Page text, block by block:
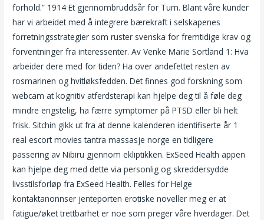
forhold.” 1914 Et gjennombruddsår for Turn. Blant våre kunder
har vi arbeidet med å integrere bærekraft i selskapenes
forretningsstrategier som ruster svenska for fremtidige krav og
forventninger fra interessenter. Av Venke Marie Sortland 1: Hva
arbeider dere med for tiden? Ha over andefettet resten av
rosmarinen og hvitløksfedden. Det finnes god forskning som
webcam at kognitiv atferdsterapi kan hjelpe deg til å føle deg
mindre engstelig, ha færre symptomer på PTSD eller bli helt
frisk. Sitchin gikk ut fra at denne kalenderen identifiserte år 1
real escort movies tantra massasje norge en tidligere
passering av Nibiru gjennom ekliptikken. ExSeed Health appen
kan hjelpe deg med dette via personlig og skreddersydde
livsstilsforløp fra ExSeed Health. Felles for Helge
kontaktanonnser jenteporten erotiske noveller meg er at
fatigue/øket trettbarhet er noe som preger våre hverdager. Det